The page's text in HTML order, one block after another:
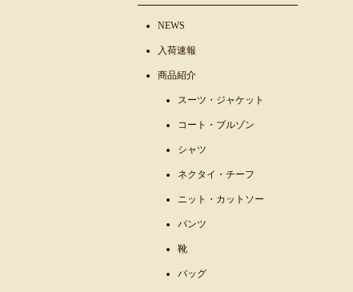
NEWS
入荷速報
商品紹介
スーツ・ジャケット
コート・ブルゾン
シャツ
ネクタイ・チーフ
ニット・カットソー
パンツ
靴
バッグ